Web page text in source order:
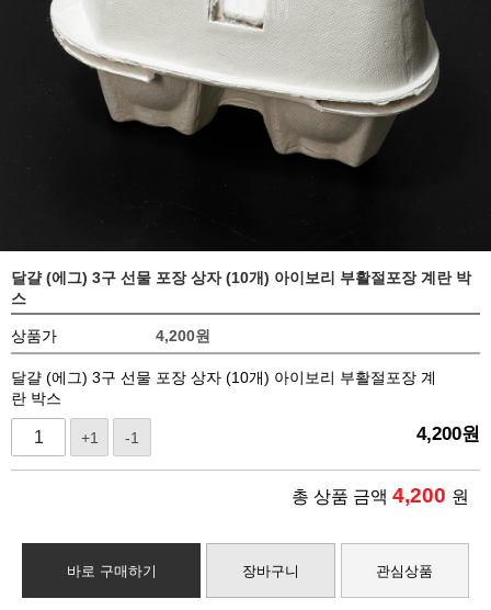
달걀 (에그) 3구 선물 포장 상자 (10개) 아이보리 부활절포장 계란 박
스
상품가 4,200원
달걀 (에그) 3구 선물 포장 상자 (10개) 아이보리 부활절포장 계
란 박스
+1 -1 4,200원
총 상품 금액 4,200 원
바로 구매하기 장바구니 관심상품